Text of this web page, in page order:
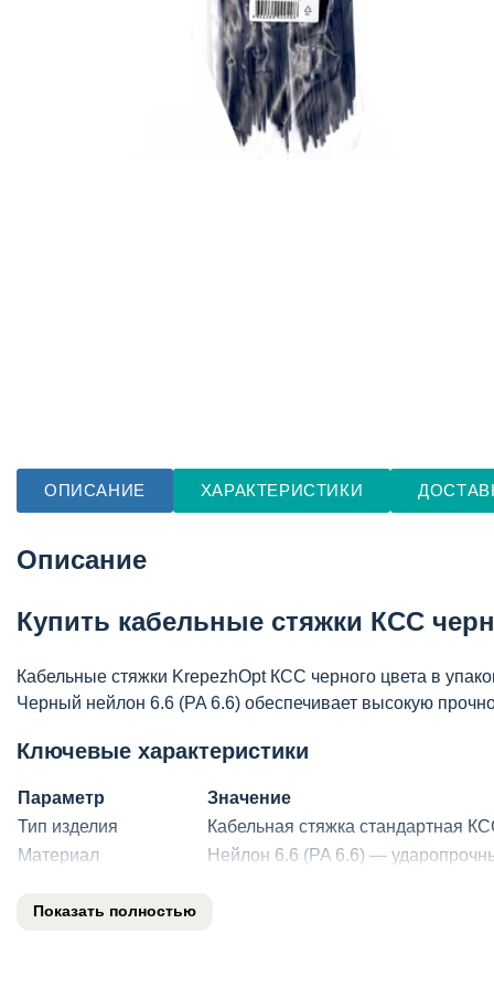
ОПИСАНИЕ ХАРАКТЕРИСТИКИ
Описание
Купить кабельные стяжки КСС
Кабельные стяжки KrepezhOpt КСС черного цвета в
Черный нейлон 6.6 (PA 6.6) обеспечивает высокую
Ключевые характеристики
Параметр
Значение
Тип изделия
Кабельная стяжка стандартная
Материал
Нейлон 6.6 (PA 6.6) —
Количество в упаковке
Показать полностью